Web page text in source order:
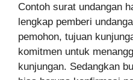
Contoh surat undangan
lengkap pemberi
pemohon, tujuan
komitmen untuk
kunjungan. Sedangkan